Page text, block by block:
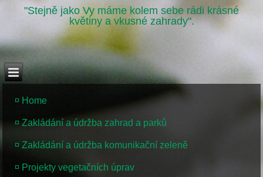
"Stejně jako Vy máme kolem sebe rádi krásné
květiny a vkusné zahrady".
Home
Zakládání a údržba zahrad a parků
Zakládání a údržba komunikační zeleně
Projekty vegetačních úprav